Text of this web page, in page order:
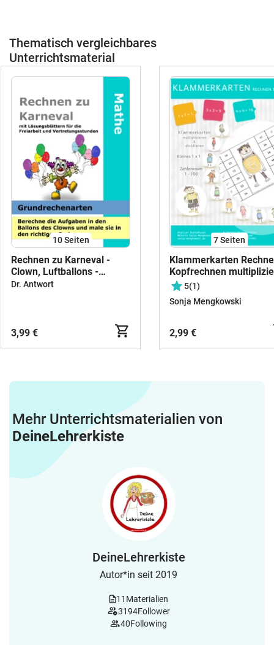
Thematisch vergleichbares
Unterrichtsmaterial
10Seiten
Rechnen zu Karneval -
Clown, Luftballons -
Addieren, Subtrahieren,
Dr. Antwort
3,99 €
7Seiten
Klammerkarten
Kopfrechnen
und dividieren im
Zahlenraum-1-100
5(1)
Sonja Mengkowski
2,99 €
Mehr Unterrichtsmaterialien von
DeineLehrerkiste
DeineLehrerkiste
Autor*in seit 2019
11 Materialien
3194Follower
40Following